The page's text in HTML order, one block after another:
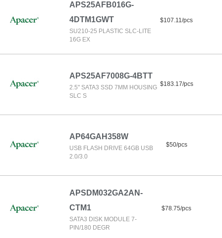
APS25AFB016G-
4DTM1GWT
SU210-25 PLASTIC SLC-LITE
16G EX
$107.11/pcs
APS25AF7008G-4BTT
2.5" SATA3 SSD 7MM HOUSING
SLC S
$183.17/pcs
AP64GAH358W
USB FLASH DRIVE 64GB USB
2.0/3.0
$50/pcs
APSDM032GA2AN-
CTM1
SATA3 DISK MODULE 7-
PIN/180 DEGR
$78.75/pcs